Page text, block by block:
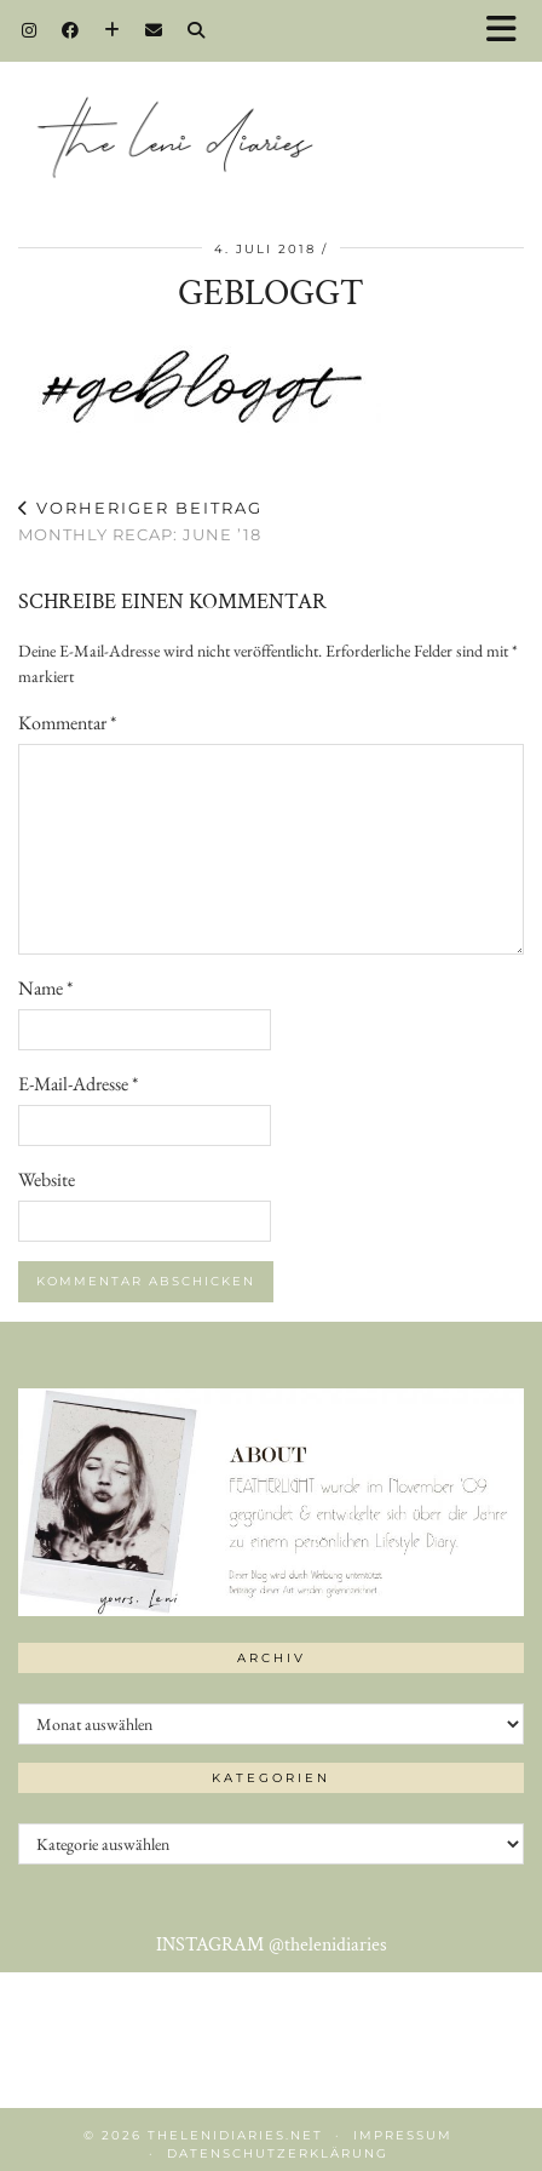
4. JULI 2018
GEBLOGGT
VORHERIGER BEITRAG
MONTHLY RECAP: JUNE ’18
SCHREIBE EINEN KOMMENTAR
Deine E-Mail-Adresse wird nicht veröffentlicht.Erforderliche Felder sind mit*
markiert
Kommentar*
Name*
E-Mail-Adresse*
Website
ARCHIV
Archiv
KATEGORIEN
Kategorien
INSTAGRAM @thelenidiaries
© 2026 THELENIDIARIES.NET
IMPRESSUM
DATENSCHUTZERKLÄRUNG